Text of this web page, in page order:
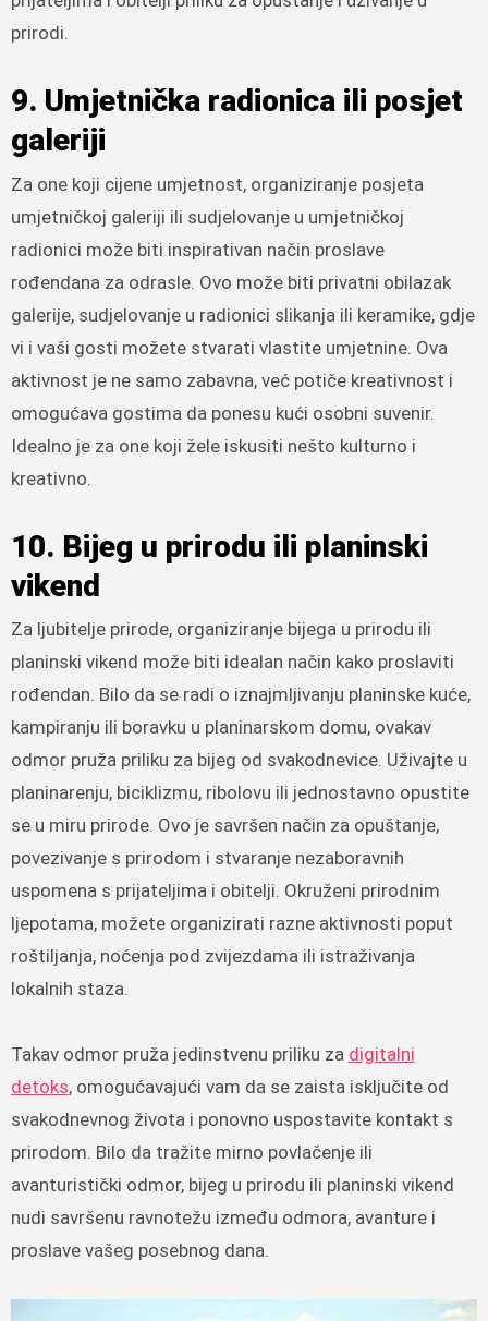
prirodi.
9. Umjetnička radionica ili posjet
galeriji
Za one koji cijene umjetnost, organiziranje posjeta
umjetničkoj galeriji ili sudjelovanje u umjetničkoj
radionici može biti inspirativan način proslave
rođendana za odrasle. Ovo može biti privatni obilazak
galerije, sudjelovanje u radionici slikanja ili keramike, gdje
vi i vaši gosti možete stvarati vlastite umjetnine. Ova
aktivnost je ne samo zabavna, već potiče kreativnost i
omogućava gostima da ponesu kući osobni suvenir.
Idealno je za one koji žele iskusiti nešto kulturno i
kreativno.
10. Bijeg u prirodu ili planinski
vikend
Za ljubitelje prirode, organiziranje bijega u prirodu ili
planinski vikend može biti idealan način kako proslaviti
rođendan. Bilo da se radi o iznajmljivanju planinske kuće,
kampiranju ili boravku u planinarskom domu, ovakav
odmor pruža priliku za bijeg od svakodnevice. Uživajte u
planinarenju, biciklizmu, ribolovu ili jednostavno opustite
se u miru prirode. Ovo je savršen način za opuštanje,
povezivanje s prirodom i stvaranje nezaboravnih
uspomena s prijateljima i obitelji. Okruženi prirodnim
ljepotama, možete organizirati razne aktivnosti poput
roštiljanja, noćenja pod zvijezdama ili istraživanja
lokalnih staza.
Takav odmor pruža jedinstvenu priliku za digitalni
detoks, omogućavajući vam da se zaista isključite od
svakodnevnog života i ponovno uspostavite kontakt s
prirodom. Bilo da tražite mirno povlačenje ili
avanturistički odmor, bijeg u prirodu ili planinski vikend
nudi savršenu ravnotežu između odmora, avanture i
proslave vašeg posebnog dana.